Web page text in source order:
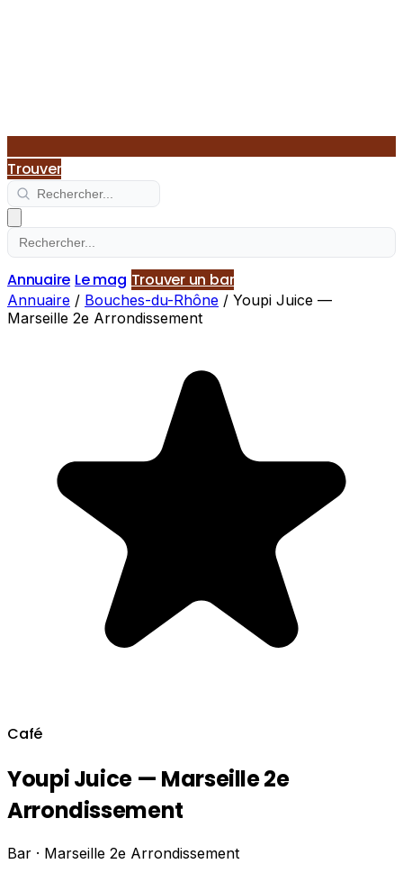
Trouver
Annuaire Le mag Trouver un bar
Annuaire / Bouches-du-Rhône / Youpi Juice —
Marseille 2e Arrondissement
Café
Youpi Juice — Marseille 2e
Arrondissement
Bar · Marseille 2e Arrondissement